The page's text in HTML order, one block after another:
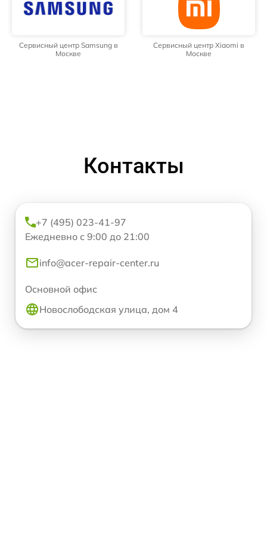
Сервисный центр Samsung в
Москве
Сервисный центр Xiaomi в
Москве
Контакты
+7 (495) 023-41-97
Ежедневно с 9:00 до 21:00
info@acer-repair-center.ru
Основной офис
Новослободская улица, дом 4